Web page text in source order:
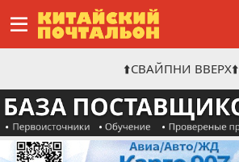
⬆️СВАЙПНИ ВВЕРХ⬆️